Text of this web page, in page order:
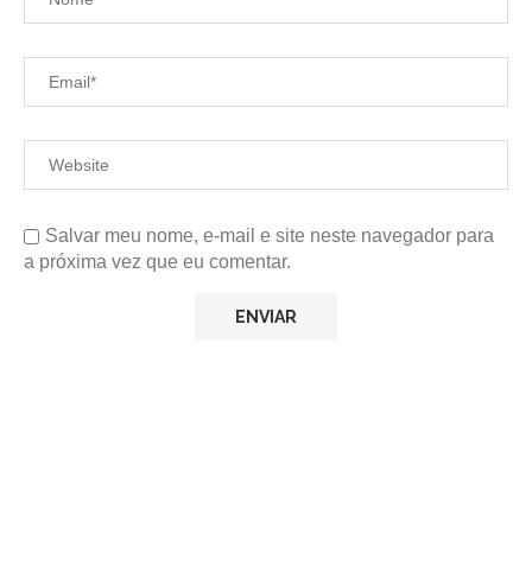
Salvar meu nome, e-mail e site neste navegador para
a próxima vez que eu comentar.